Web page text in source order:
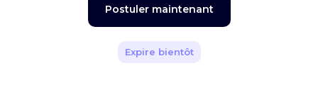
Postuler maintenant
Expire bientôt